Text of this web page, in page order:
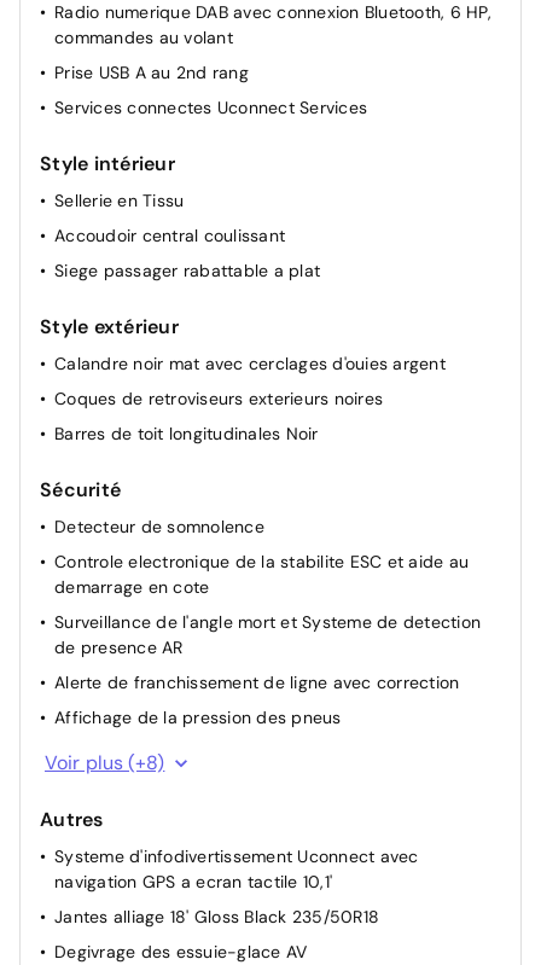
Siege conducteur reglable en hauteur
Retroviseurs exterieurs reglables electriquement et
degivrants
Regulateur et limiteur de vitesse intelligent
Volant chauffant en cuir
Enter-N-Go : systeme d'ouverture et de demarrage
sans cle
Tapis de sol AV
Retroviseurs exterieurs rabattables electriquement
Regulateur de vitesse adaptatif
Radio numerique DAB avec connexion Bluetooth, 6 HP,
commandes au volant
Prise USB A au 2nd rang
Services connectes Uconnect Services
Style intérieur
Sellerie en Tissu
Accoudoir central coulissant
Siege passager rabattable a plat
Style extérieur
Calandre noir mat avec cerclages d'ouies argent
Coques de retroviseurs exterieurs noires
Barres de toit longitudinales Noir
Sécurité
Detecteur de somnolence
Controle electronique de la stabilite ESC et aide au
demarrage en cote
Surveillance de l'angle mort et Systeme de detection
de presence AR
Alerte de franchissement de ligne avec correction
Affichage de la pression des pneus
Feux Full LED (feux de jour, de croisement, de route,
antibrouillard, AR)
Commutation feux de croisement / feux de route
Alerte anticollision avec arret a faible vitesse
Systeme anti-louveoiment de la remorque
Capteur de luminosite
Voir plus (+8)
Autres
Systeme d'infodivertissement Uconnect avec
navigation GPS a ecran tactile 10,1'
Jantes alliage 18' Gloss Black 235/50R18
Degivrage des essuie-glace AV